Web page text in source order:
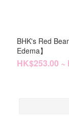
BHK's Red
Edema】
HK$253.00 ~